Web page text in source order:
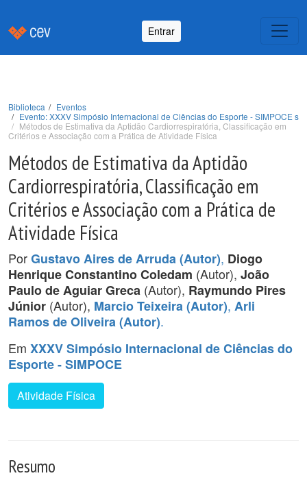
Entrar
Biblioteca
Eventos
Evento: XXXV Simpósio Internacional de Ciências do Esporte - SIMPOCE s
Métodos de Estimativa da Aptidão Cardiorrespiratória, Classificação em
Critérios e Associação com a Prática de Atividade Física
Métodos de Estimativa da Aptidão
Cardiorrespiratória, Classificação em
Critérios e Associação com a Prática de
Atividade Física
PorGustavo Aires de Arruda (Autor), Diogo
Henrique Constantino Coledam (Autor), João
Paulo de Aguiar Greca (Autor), Raymundo Pires
Júnior (Autor), Marcio Teixeira (Autor), Arli
Ramos de Oliveira (Autor).
Em XXXV Simpósio Internacional de Ciências do
Esporte - SIMPOCE
Atividade Física
Resumo